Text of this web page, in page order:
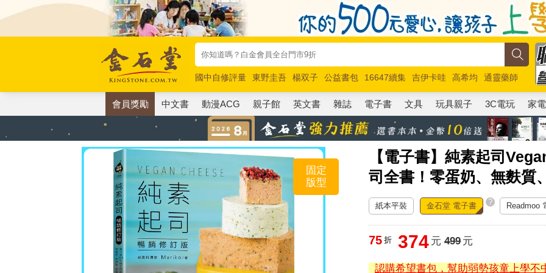
國中自修評量 東野圭吾 楊双子 公益書包 16647續集 吉伊卡哇 高希均
通靈藥師
唯紅花綻放
奧德賽 路邊攤新作 馬斯克 玩具總動員5 超慢跑
會員獎勵 中文書 動漫ACG 親子館 英文書 雜誌 電子書 文具 玩具親子 3C電玩 家電
【電子書】純素起司
司全書！零蛋奶、無麩質
固定
版型
紙本平裝 金石堂 電子書 ? Readmoo
75 折 374 元 499元
認購希望書包，幫助弱勢孩童上學不